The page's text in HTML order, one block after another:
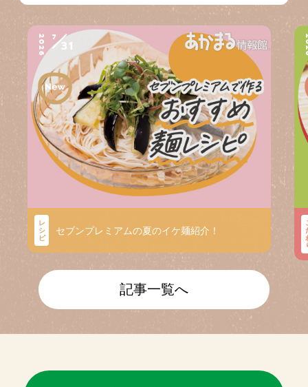
2026 7
31
レ
シ
ピ
セブンプレミアムの夏のイケ麺紹介！
記事一覧へ